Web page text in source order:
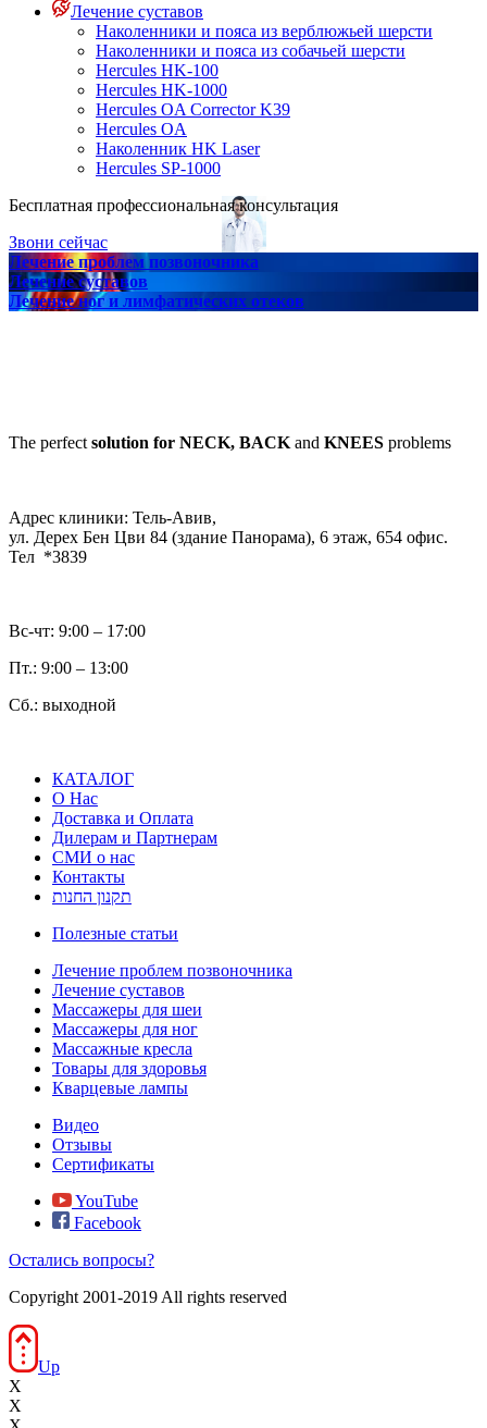
Лечение суставов
Наколенники и пояса из верблюжьей шерсти
Наколенники и пояса из собачьей шерсти
Hercules HK-100
Hercules HK-1000
Hercules OA Corrector K39
Hercules OA
Наколенник HK Laser
Hercules SP-1000
Бесплатная профессиональная консультация
Звони сейчас
Лечение проблем позвоночника
Лечение суставов
Лечение ног и лимфатических отеков
The perfect solution for NECK, BACK and KNEES problems
Адрес клиники: Тель-Авив,
ул. Дерех Бен Цви 84 (здание Панорама), 6 этаж, 654 офис.
Тел *3839
Вс-чт: 9:00 – 17:00
Пт.: 9:00 – 13:00
Сб.: выходной
КАТАЛОГ
О Нас
Доставка и Оплата
Дилерам и Партнерам
СМИ о нас
Контакты
תקנון החנות
Полезные статьи
Лечение проблем позвоночника
Лечение суставов
Массажеры для шеи
Массажеры для ног
Массажные кресла
Товары для здоровья
Кварцевые лампы
Видео
Отзывы
Сертификаты
YouTube
Facebook
Остались вопросы?
Copyright 2001-2019 All rights reserved
Up
X
X